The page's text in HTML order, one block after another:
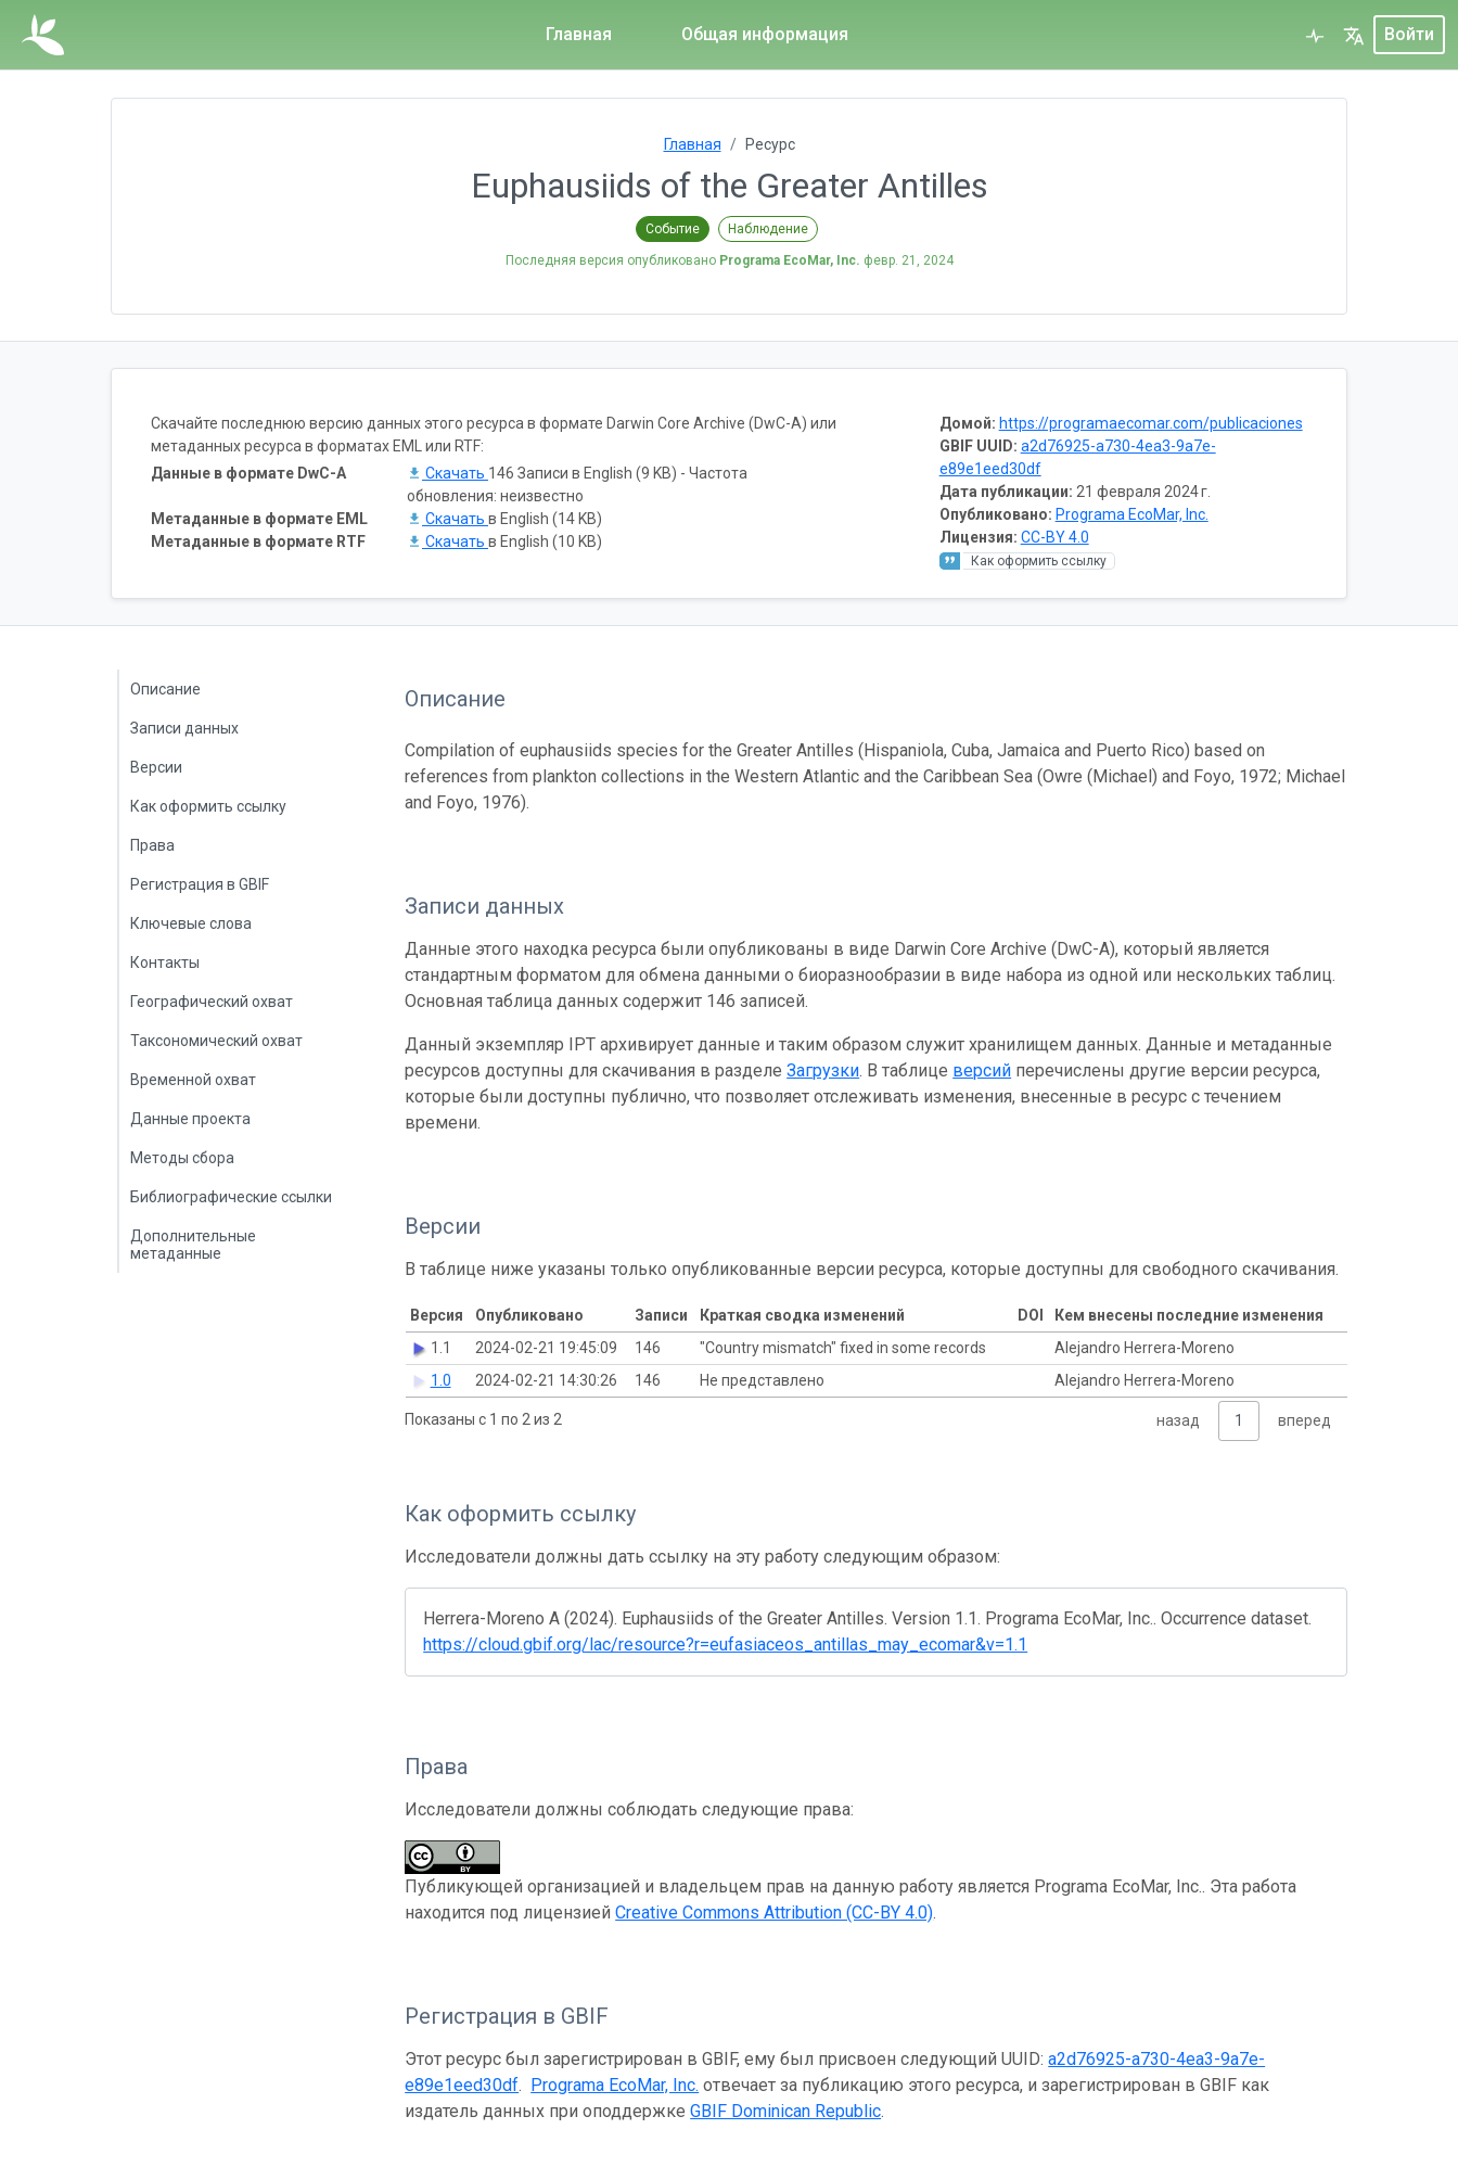
Главная Общая информация Войти
Главная Ресурс
Euphausiids of the Greater Antilles
Событие Наблюдение
Последняя версия опубликовано Programa EcoMar, Inc. февр. 21, 2024
Домой: https://programaecomar.com/publicaciones
GBIF UUID: a2d76925-a730-4ea3-9a7e-
e89e1eed30df
Дата публикации: 21 февраля 2024 г.
Опубликовано: Programa EcoMar, Inc.
Лицензия: CC-BY 4.0
Как оформить ссылку
Скачайте последнюю версию данных этого ресурса в формате Darwin Core Archive (DwC-A) или
метаданных ресурса в форматах EML или RTF:
Данные в формате DwC-A
Скачать 146 Записи в English (9 KB) - Частота
обновления: неизвестно
Метаданные в формате EML
Скачать в English (14 KB)
Метаданные в формате RTF
Скачать в English (10 KB)
Описание
Записи данных
Версии
Как оформить ссылку
Права
Регистрация в GBIF
Ключевые слова
Контакты
Географический охват
Таксономический охват
Временной охват
Данные проекта
Методы сбора
Библиографические ссылки
Дополнительные
метаданные
Описание
Compilation of euphausiids species for the Greater Antilles (Hispaniola, Cuba, Jamaica and Puerto Rico) based on
references from plankton collections in the Western Atlantic and the Caribbean Sea (Owre (Michael) and Foyo, 1972; Michael
and Foyo, 1976).
Записи данных
Данные этого находка ресурса были опубликованы в виде Darwin Core Archive (DwC-A), который является
стандартным форматом для обмена данными о биоразнообразии в виде набора из одной или нескольких таблиц.
Основная таблица данных содержит 146 записей.
Данный экземпляр IPT архивирует данные и таким образом служит хранилищем данных. Данные и метаданные
ресурсов доступны для скачивания в разделеЗагрузки. В таблице версий перечислены другие версии ресурса,
которые были доступны публично, что позволяет отслеживать изменения, внесенные в ресурс с течением
времени.
Версии
В таблице ниже указаны только опубликованные версии ресурса, которые доступны для свободного скачивания.
Версия Опубликовано Записи Краткая сводка изменений DOI
Кем внесены последние изменения
1.1
2024-02-21 19:45:09 146 "Country mismatch" fixed in some records
Alejandro Herrera-Moreno
1.0
2024-02-21 14:30:26 146 Не представлено Alejandro Herrera-Moreno
Показаны с 1 по 2 из 2 назад 1 вперед
Как оформить ссылку
Исследователи должны дать ссылку на эту работу следующим образом:
Herrera-Moreno A (2024). Euphausiids of the Greater Antilles. Version 1.1. Programa EcoMar, Inc.. Occurrence dataset.
https://cloud.gbif.org/lac/resource?r=eufasiaceos_antillas_may_ecomar&v=1.1
Права
Исследователи должны соблюдать следующие права:
Публикующей организацией и владельцем прав на данную работу является Programa EcoMar, Inc.. Эта работа
находится под лицензиейCreative Commons Attribution (CC-BY 4.0).
Регистрация в GBIF
Этот ресурс был зарегистрирован в GBIF, ему был присвоен следующий UUID:a2d76925-a730-4ea3-9a7e-
e89e1eed30df. Programa EcoMar, Inc. отвечает за публикацию этого ресурса, и зарегистрирован в GBIF как
издатель данных при оподдержкеGBIF Dominican Republic.